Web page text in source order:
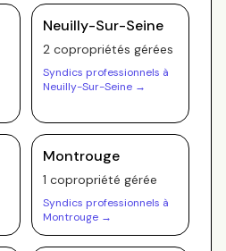
Neuilly-Sur-Seine
2 copropriétés gérées
Syndics professionnels à
Neuilly-Sur-Seine →
Montrouge
1 copropriété gérée
Syndics professionnels à
Montrouge →